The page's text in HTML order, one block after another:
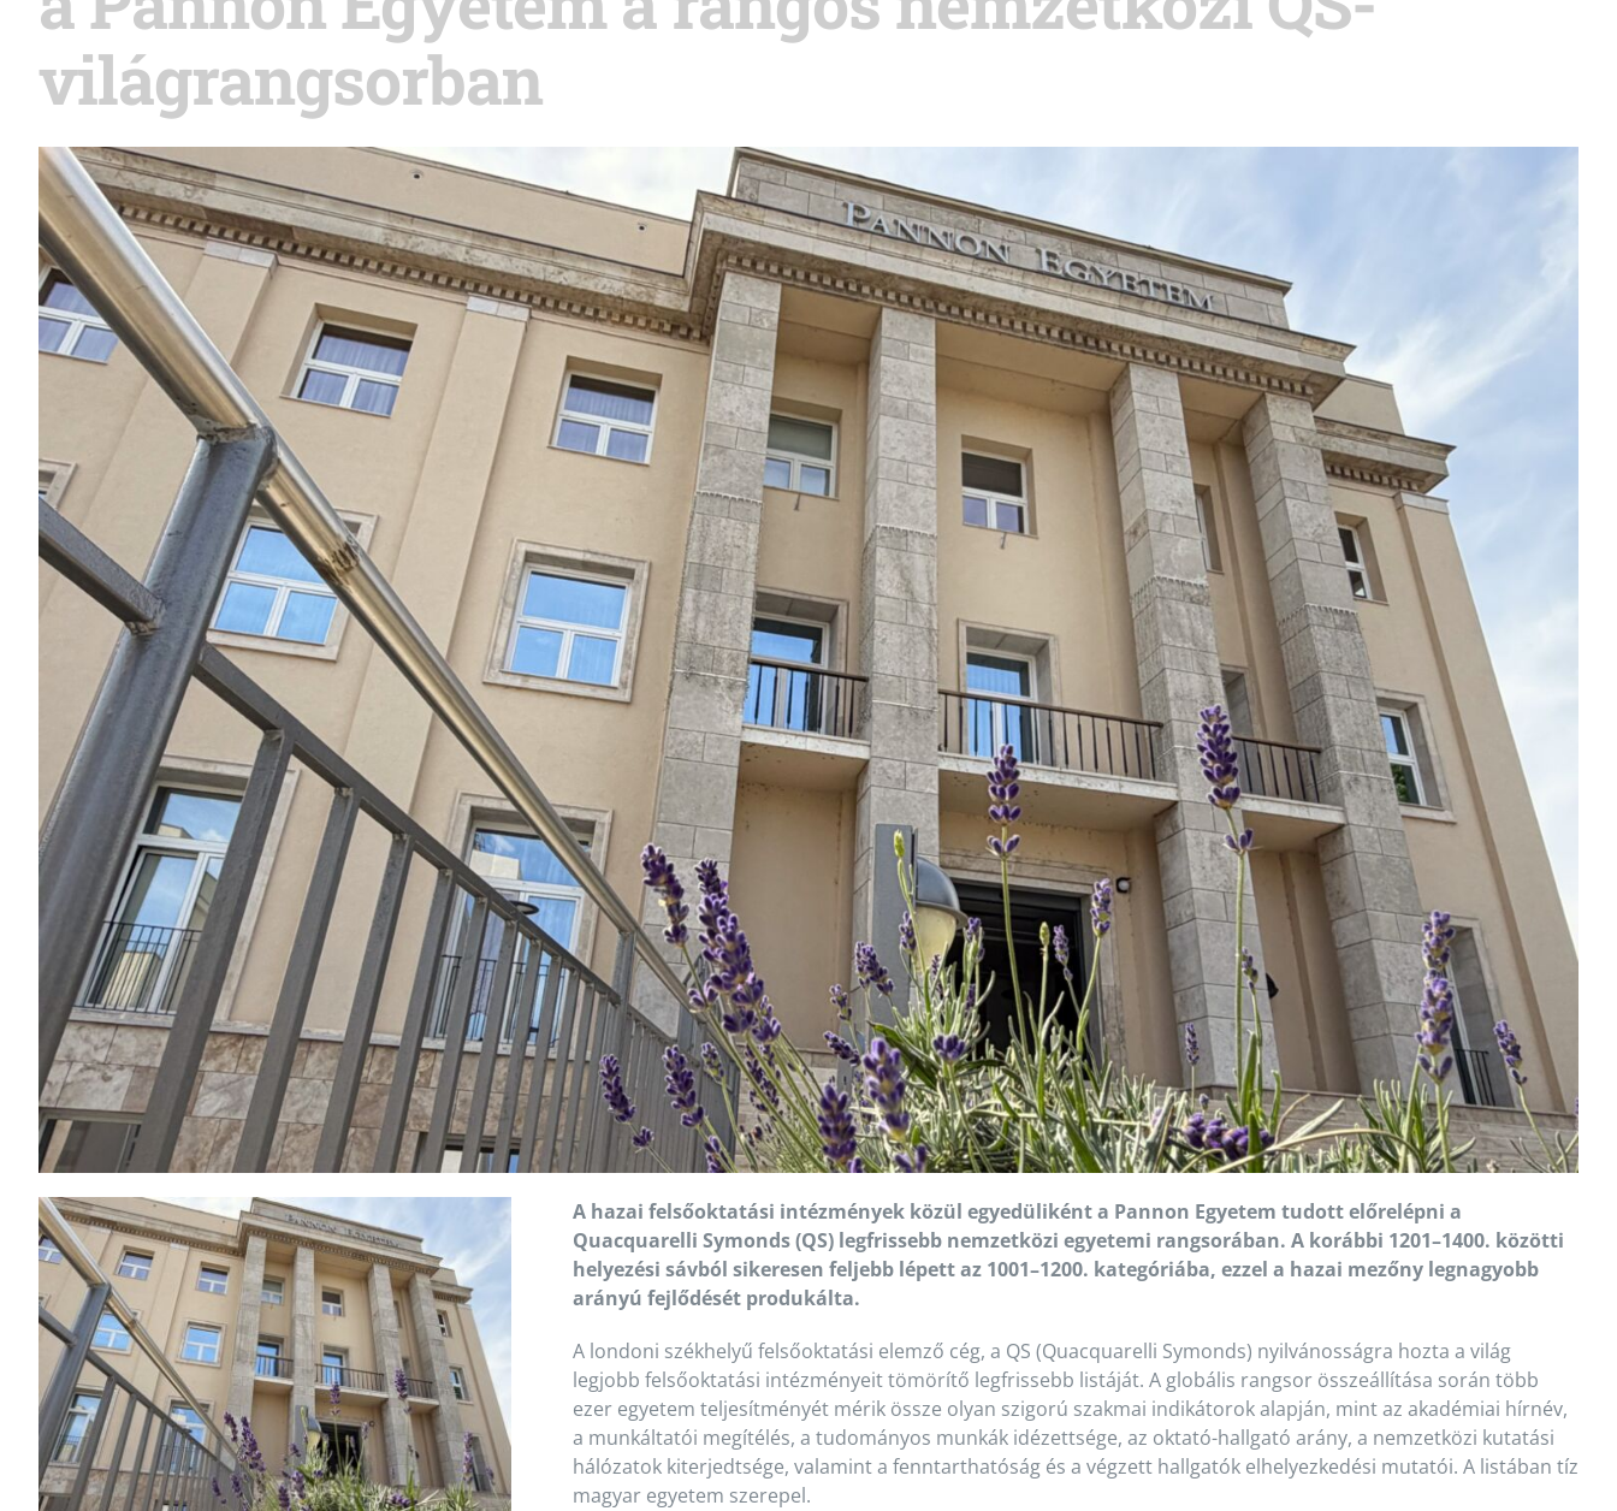
világrangsorban
A hazai felsőoktatási intézmények közül egyedüliként a Pannon Egyetem tudott előrelépni a
Quacquarelli Symonds (QS) legfrissebb nemzetközi egyetemi rangsorában. A korábbi 1201–1400. közötti
helyezési sávból sikeresen feljebb lépett az 1001–1200. kategóriába, ezzel a hazai mezőny legnagyobb
arányú fejlődését produkálta.
A londoni székhelyű felsőoktatási elemző cég, a QS (Quacquarelli Symonds) nyilvánosságra hozta a világ
legjobb felsőoktatási intézményeit tömörítő legfrissebb listáját. A globális rangsor összeállítása során több
ezer egyetem teljesítményét mérik össze olyan szigorú szakmai indikátorok alapján, mint az akadémiai hírnév,
a munkáltatói megítélés, a tudományos munkák idézettsége, az oktató-hallgató arány, a nemzetközi kutatási
hálózatok kiterjedtsége, valamint a fenntarthatóság és a végzett hallgatók elhelyezkedési mutatói. A listában tíz
magyar egyetem szerepel.